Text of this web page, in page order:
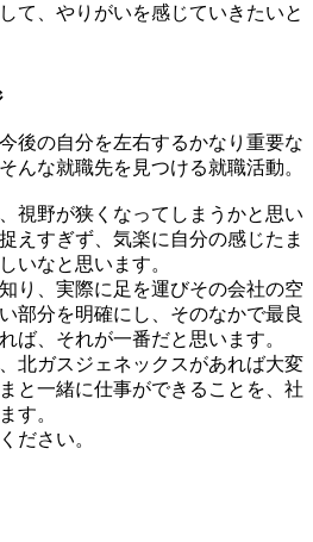
て、やりがいを感じていきたいと
後の自分を左右するかなり重要な
んな就職先を見つける就職活動。
視野が狭くなってしまうかと思い
えすぎず、気楽に自分の感じたま
いなと思います。
り、実際に足を運びその会社の空
部分を明確にし、そのなかで最良
ば、それが一番だと思います。
北ガスジェネックスがあれば大変
と一緒に仕事ができることを、社
す。
ださい。